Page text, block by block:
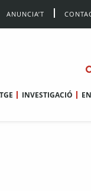
ANUNCIA’T
INVESTIGACIÓ